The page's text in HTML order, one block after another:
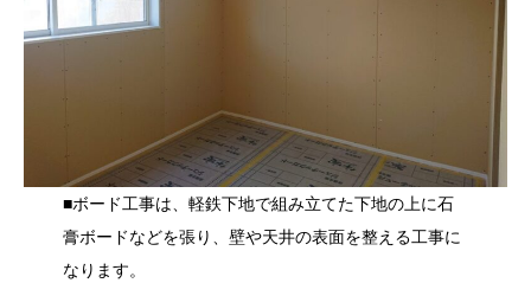
■ボード工事は、軽鉄下地で組み立てた下地の上に石
膏ボードなどを張り、壁や天井の表面を整える工事に
なります。